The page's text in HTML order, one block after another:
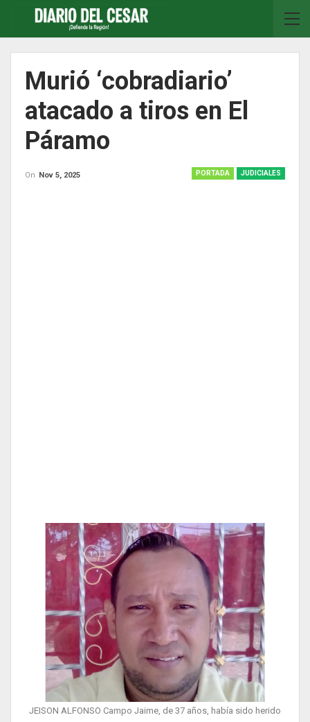
Murió ‘cobradiario’
atacado a tiros en El
Páramo
PORTADA JUDICIALES
On Nov 5, 2025
JEISON ALFONSO Campo Jaime, de 37 años, había sido herido